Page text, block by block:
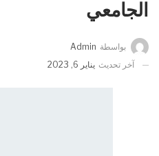
الجامعي
بواسطة Admin
آخر تحديث يناير 6, 2023